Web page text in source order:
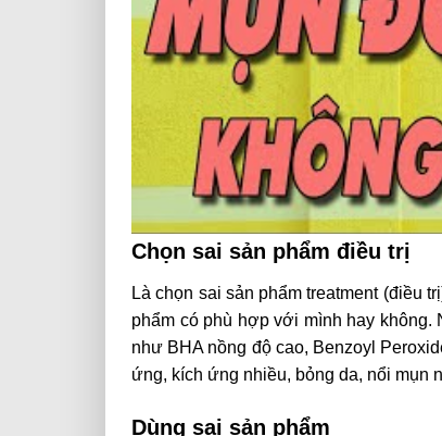
Chọn sai sản phẩm điều trị
Là chọn sai sản phẩm treatment (điều
phẩm có phù hợp với mình hay
như BHA nồng độ cao, Benzoyl
ứng, kích ứng nhiều, bỏng da, nổi mụn
Dùng sai sản phẩm